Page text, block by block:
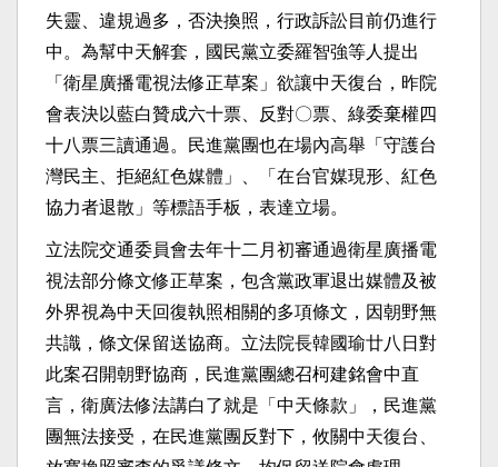
失靈、違規過多，否決換照，行政訴訟目前仍進行
中。為幫中天解套，國民黨立委羅智強等人提出
「衛星廣播電視法修正草案」欲讓中天復台，昨院
會表決以藍白贊成六十票、反對〇票、綠委棄權四
十八票三讀通過。民進黨團也在場內高舉「守護台
灣民主、拒絕紅色媒體」、「在台官媒現形、紅色
協力者退散」等標語手板，表達立場。
立法院交通委員會去年十二月初審通過衛星廣播電
視法部分條文修正草案，包含黨政軍退出媒體及被
外界視為中天回復執照相關的多項條文，因朝野無
共識，條文保留送協商。立法院長韓國瑜廿八日對
此案召開朝野協商，民進黨團總召柯建銘會中直
言，衛廣法修法講白了就是「中天條款」，民進黨
團無法接受，在民進黨團反對下，攸關中天復台、